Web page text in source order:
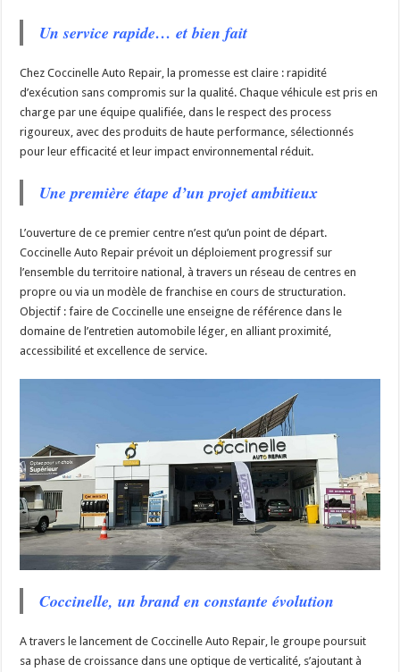
Un service rapide… et bien fait
Chez Coccinelle Auto Repair, la promesse est claire : rapidité
d’exécution sans compromis sur la qualité. Chaque véhicule est pris en
charge par une équipe qualifiée, dans le respect des process
rigoureux, avec des produits de haute performance, sélectionnés
pour leur efficacité et leur impact environnemental réduit.
Une première étape d’un projet ambitieux
L’ouverture de ce premier centre n’est qu’un point de départ.
Coccinelle Auto Repair prévoit un déploiement progressif sur
l’ensemble du territoire national, à travers un réseau de centres en
propre ou via un modèle de franchise en cours de structuration.
Objectif : faire de Coccinelle une enseigne de référence dans le
domaine de l’entretien automobile léger, en alliant proximité,
accessibilité et excellence de service.
Coccinelle, un brand en constante évolution
A travers le lancement de Coccinelle Auto Repair, le groupe poursuit
sa phase de croissance dans une optique de verticalité, s’ajoutant à